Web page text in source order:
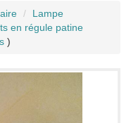
Lampe
en régule patine
)